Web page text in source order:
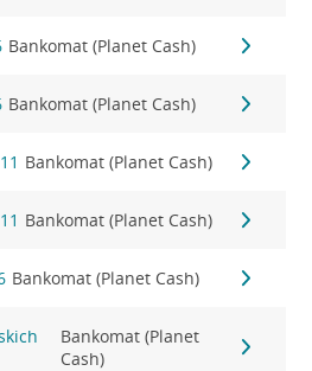
Bankomat (Planet Cash)
Bankomat (Planet Cash)
Bankomat (Planet Cash)
Bankomat (Planet Cash)
Bankomat (Planet Cash)
Bankomat (Planet
Cash)